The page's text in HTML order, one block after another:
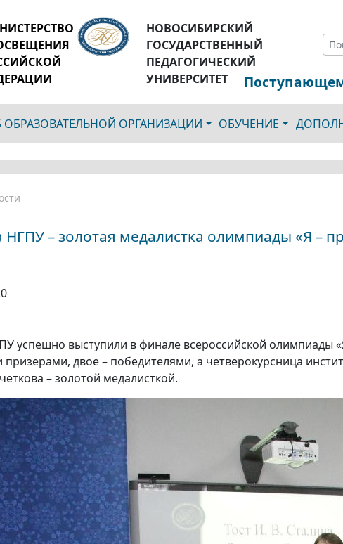
НОВОСИБИРСКИЙ
ГОСУДАРСТВЕННЫЙ
ПЕДАГОГИЧЕСКИЙ
УНИВЕРСИТЕТ
ОБРАЗОВАТЕЛЬНОЙ ОРГАНИЗАЦИИ ОБУЧЕНИЕ
НГПУ – золотая медалистка олимпиады «Я –
успешно выступили в финале всероссийской олимпиады
призерами, двое – победителями, а четверокурсница
– золотой медалисткой.